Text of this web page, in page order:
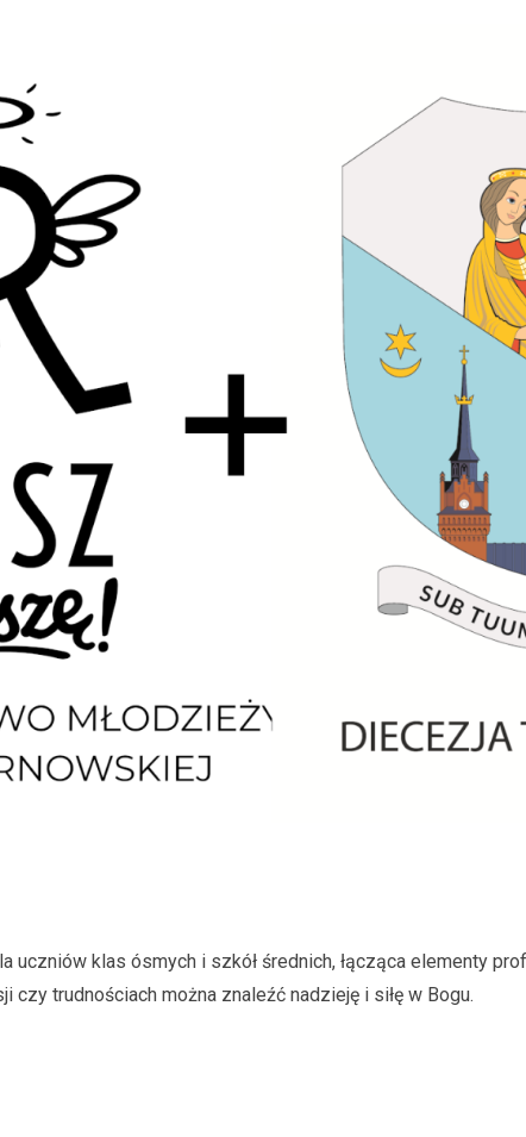
klas ósmych i szkół średnich, łącząca elementy
trudnościach można znaleźć nadzieję i siłę w Bogu.